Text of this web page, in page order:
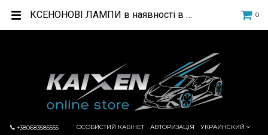
0
ОСОБИСТИЙ КАБІНЕТ
+380683585555 АВТОРИЗАЦІЯ УКРАИНСКИЙ
КСЕНОНОВІ ЛАМПИ в наявності в KAIXEN ONLINE STORE